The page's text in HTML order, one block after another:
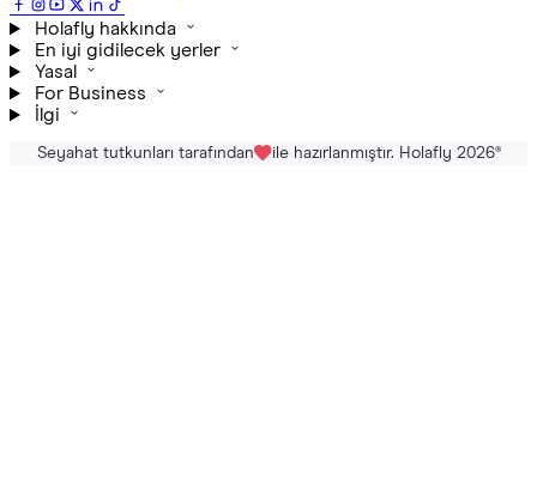
Holafly hakkında
En iyi gidilecek yerler
Yasal
For Business
İlgi
Seyahat tutkunları tarafından ile hazırlanmıştır. Holafly 2026®